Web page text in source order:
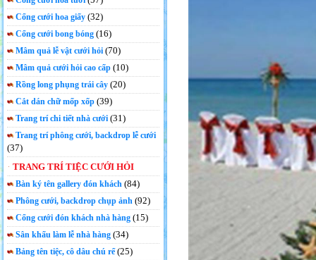
Cổng cưới hoa giấy (32)
Cổng cưới bong bóng (16)
Mâm quả lễ vật cưới hỏi (70)
Mâm quả cưới hỏi cao cấp (10)
Rồng long phụng trái cây (20)
Cắt dán chữ mốp xốp (39)
Trang trí chi tiết nhà cưới (31)
Trang trí phông cưới, backdrop lễ cưới
(37)
TRANG TRÍ TIỆC CƯỚI HỎI
Bàn ký tên gallery đón khách (84)
Phông cưới, backdrop chụp ảnh (92)
Cổng cưới đón khách nhà hàng (15)
Sân khấu làm lễ nhà hàng (34)
Bảng tên tiệc, cô dâu chú rể(25)